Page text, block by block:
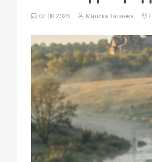
07.08.2026 Малика Тапаева